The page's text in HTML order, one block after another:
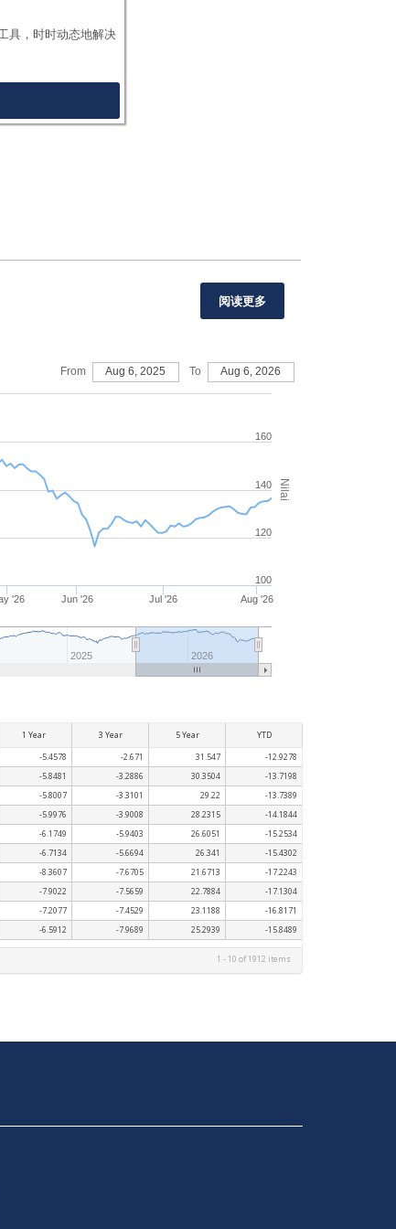
具，时时动态地解决
阅读更多
From Aug 6, 2025 To Aug 6, 2026
Nilai
'26 Jun '26 Jul '26 Aug '26
2025 2026
100
120
140
160
1 Year 3 Year 5 Year
YTD
-5.4578 -2.671 31.547
-12.9278
-5.8481 -3.2886 30.3504
-13.7198
-5.8007 -3.3101 29.22
-13.7389
-5.9976 -3.9008 28.2315
-14.1844
-6.1749 -5.9403 26.6051
-15.2534
-6.7134 -5.6694 26.341
-15.4302
-8.3607 -7.6705 21.6713
-17.2243
-7.9022 -7.5659 22.7884
-17.1304
-7.2077 -7.4529 23.1188
-16.8171
-6.5912 -7.9689 25.2939 -15.8489
1 - 10 of 1912 items